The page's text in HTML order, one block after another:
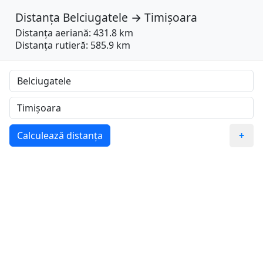
Distanța Belciugatele → Timișoara
Distanța aeriană: 431.8 km
Distanța rutieră: 585.9 km
Calculează distanța +